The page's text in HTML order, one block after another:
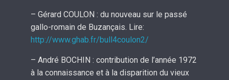
– Gérard COULON : du nouveau sur le passé
gallo-romain de Buzançais. Lire:
http://www.ghab.fr/bull4coulon2/
– André BOCHIN : contribution de l’année 1972
à la connaissance et à la disparition du vieux